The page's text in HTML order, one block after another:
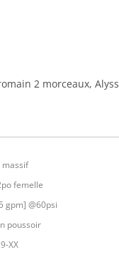
2 morceaux, Alyss
massif
femelle
gpm] @60psi
poussoir
XX